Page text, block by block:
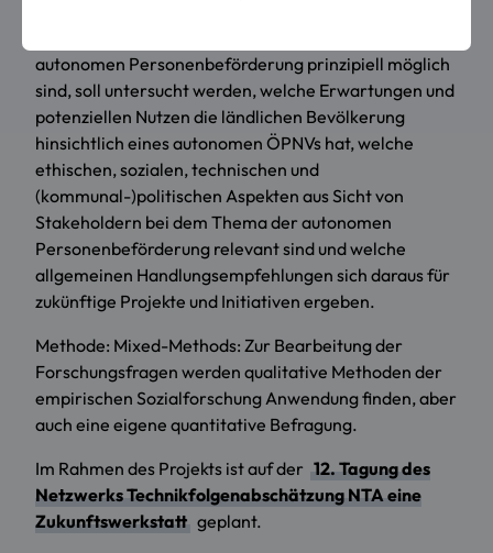
autonomen Personenbeförderung prinzipiell möglich
sind, soll untersucht werden, welche Erwartungen und
potenziellen Nutzen die ländlichen Bevölkerung
hinsichtlich eines autonomen ÖPNVs hat, welche
ethischen, sozialen, technischen und
(kommunal-)politischen Aspekten aus Sicht von
Stakeholdern bei dem Thema der autonomen
Personenbeförderung relevant sind und welche
allgemeinen Handlungsempfehlungen sich daraus für
zukünftige Projekte und Initiativen ergeben.
Methode: Mixed-Methods: Zur Bearbeitung der
Forschungsfragen werden qualitative Methoden der
empirischen Sozialforschung Anwendung finden, aber
auch eine eigene quantitative Befragung.
Im Rahmen des Projekts ist auf der 12. Tagung des
Netzwerks Technikfolgenabschätzung NTA eine
Zukunftswerkstatt geplant.